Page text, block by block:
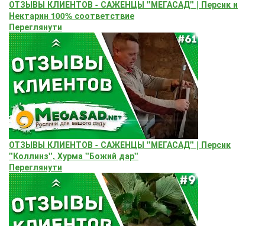
ОТЗЫВЫ КЛИЕНТОВ - САЖЕНЦЫ "МЕГАСАД" | Персик и
Нектарин 100% соответствие
Переглянути
ОТЗЫВЫ КЛИЕНТОВ - САЖЕНЦЫ "МЕГАСАД" | Персик
"Коллинз", Хурма "Божий дар"
Переглянути